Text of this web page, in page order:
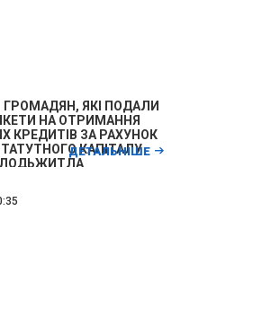
ГРОМАДЯН, ЯКІ ПОДАЛИ
НА ОТРИМАННЯ
КРЕДИТІВ ЗА РАХУНОК
КАПІТАЛУ
ДЕТАЛЬНІШЕ